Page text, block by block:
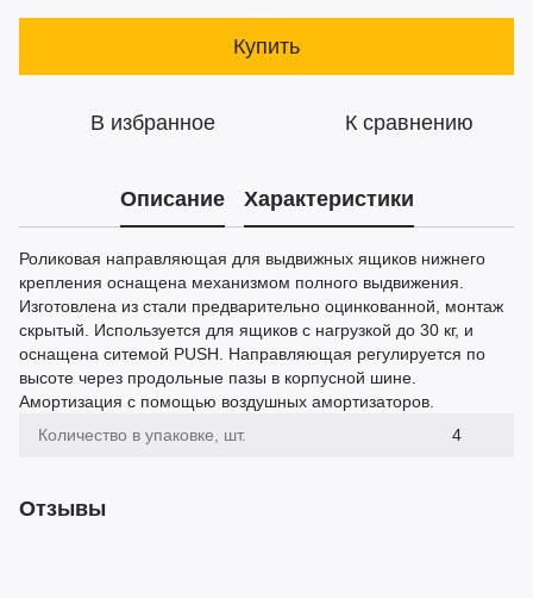
Купить
В избранное К сравнению
Описание Характеристики
Роликовая направляющая для выдвижных ящиков нижнего
крепления оснащена механизмом полного выдвижения.
Изготовлена из стали предварительно оцинкованной, монтаж
скрытый. Используется для ящиков с нагрузкой до 30 кг, и
оснащена ситемой PUSH. Направляющая регулируется по
высоте через продольные пазы в корпусной шине.
Амортизация с помощью воздушных амортизаторов.
Количество в упаковке, шт.
4
Отзывы